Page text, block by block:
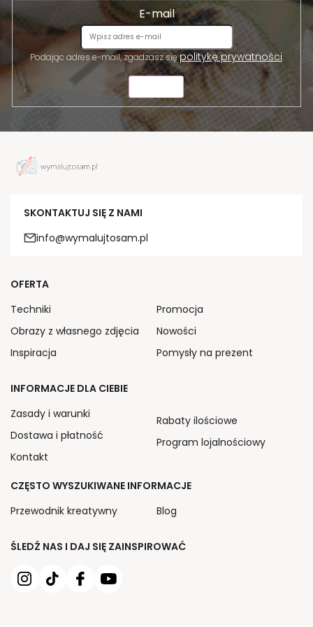
E-mail
Podając adres e-mail, zgadzasz siępolitykę prywatności.
SKONTAKTUJ SIĘ Z NAMI
info@wymalujtosam.pl
ŚLEDŹ NAS I DAJ SIĘ ZAINSPIROWAĆ
OFERTA
Techniki
Obrazy z własnego zdjęcia
Inspiracja
Promocja
Nowości
Pomysły na prezent
INFORMACJE DLA CIEBIE
Zasady i warunki
Dostawa i płatność
Kontakt
Rabaty ilościowe
Program lojalnościowy
CZĘSTO WYSZUKIWANE INFORMACJE
Przewodnik kreatywny
Blog